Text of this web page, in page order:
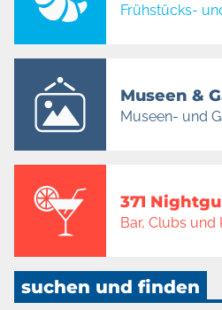
Frühstücks-
Museen &
Museen- und
371
Bar, Clubs und
suchen und finden